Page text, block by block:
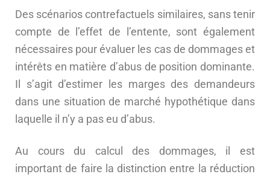
Des scénarios contrefactuels similaires, sans tenir
compte de l’effet de l’entente, sont également
nécessaires pour évaluer les cas de dommages et
intérêts en matière d’abus de position dominante.
Il s’agit d’estimer les marges des demandeurs
dans une situation de marché hypothétique dans
laquelle il n’y a pas eu d’abus.
Au cours du calcul des dommages, il est
important de faire la distinction entre la réduction